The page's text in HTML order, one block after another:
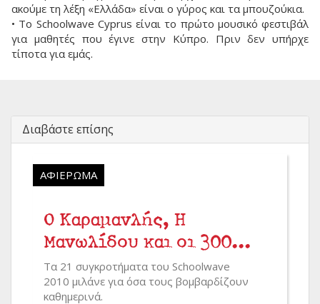
ακούμε τη λέξη «Ελλάδα» είναι ο γύρος και τα μπουζούκια.
• To Schoolwave Cyprus είναι το πρώτο μουσικό φεστιβάλ
για μαθητές που έγινε στην Κύπρο. Πριν δεν υπήρχε
τίποτα για εμάς.
Διαβάστε επίσης
ΑΦΙΈΡΩΜΑ
Ο Καραμανλής, Η
Μανωλίδου και οι 300...
Τα 21 συγκροτήματα του Schoolwave
2010 μιλάνε για όσα τους βομβαρδίζουν
καθημερινά.